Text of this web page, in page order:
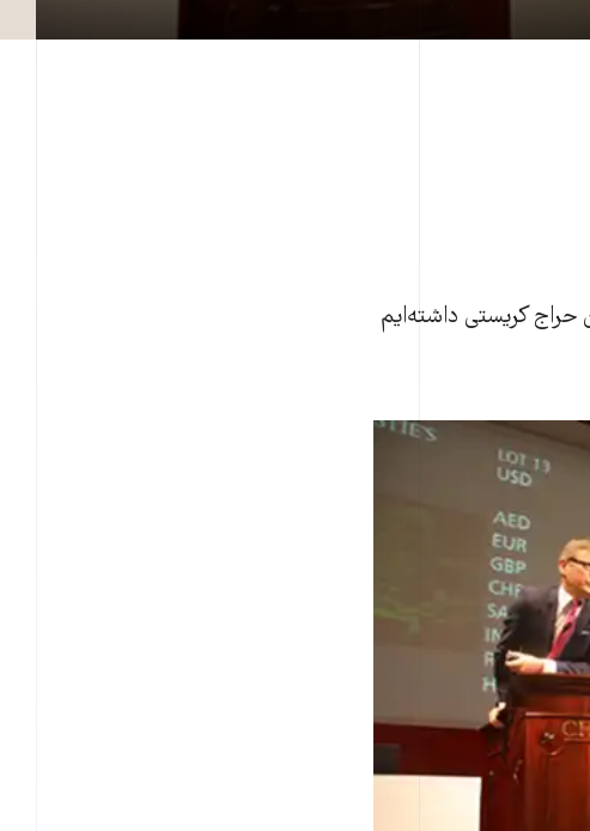
حراج کريستی داشته‌ايم